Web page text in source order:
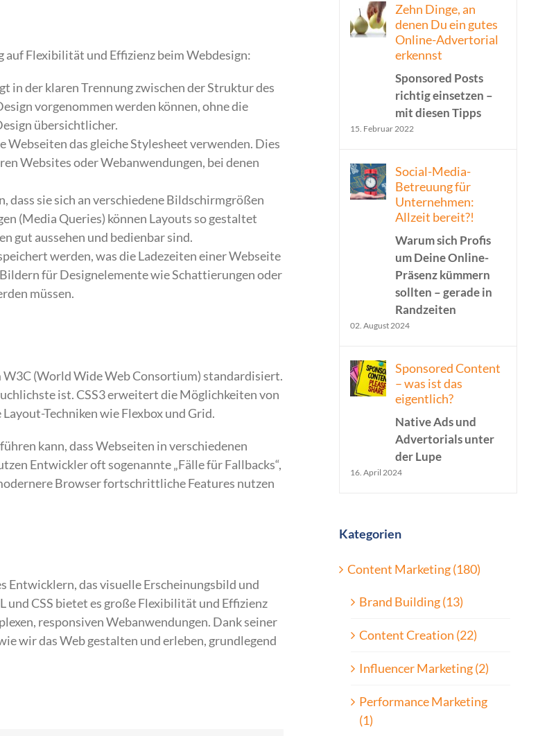
auf Flexibilität und Effizienz beim Webdesign:
in der klaren Trennung zwischen der Struktur des
vorgenommen werden können, ohne die
übersichtlicher.
das gleiche Stylesheet verwenden. Dies
Websites oder Webanwendungen, bei denen
dass sie sich an verschiedene Bildschirmgrößen
(Media Queries) können Layouts so gestaltet
gut aussehen und bedienbar sind.
werden, was die Ladezeiten einer Webseite
für Designelemente wie Schattierungen oder
müssen.
(World Wide Web Consortium) standardisiert.
ist. CSS3 erweitert die Möglichkeiten von
Techniken wie Flexbox und Grid.
kann, dass Webseiten in verschiedenen
Entwickler oft sogenannte „Fälle für Fallbacks“,
Browser fortschrittliche Features nutzen
Entwicklern, das visuelle Erscheinungsbild und
und CSS bietet es große Flexibilität und Effizienz
responsiven Webanwendungen. Dank seiner
wir das Web gestalten und erleben, grundlegend
Zehn Dinge, an
denen Du ein gutes
Online-Advertorial
erkennst
Sponsored Posts
richtig einsetzen –
mit diesen Tipps
15. Februar 2022
Social-Media-
Betreuung für
Unternehmen:
Allzeit bereit?!
Warum sich Profis
um Deine Online-
Präsenz kümmern
sollten – gerade in
Randzeiten
02. August 2024
Sponsored Content
– was ist das
eigentlich?
Native Ads und
Advertorials unter
der Lupe
16. April 2024
Kategorien
Content Marketing (180)
Brand Building (13)
Content Creation (22)
Influencer Marketing (2)
Performance Marketing
(1)